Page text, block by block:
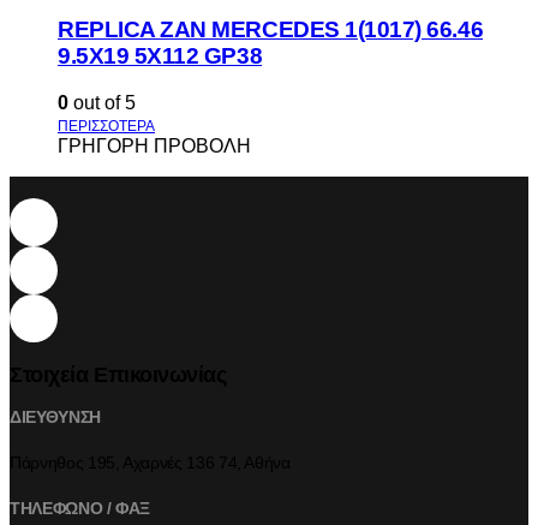
REPLICA ZAN MERCEDES 1(1017) 66.46
9.5X19 5X112 GP38
0 out of 5
ΓΡΗΓΟΡΗ ΠΡΟΒΟΛΗ
ΔΙΕΥΘΥΝΣΗ
ΤΗΛΕΦΩΝΟ / ΦΑΞ